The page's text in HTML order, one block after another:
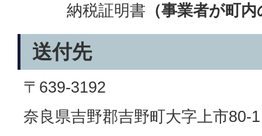
納税証明書 （事業者が町
送付先
〒639-3192
奈良県吉野郡吉野町大字上市80-1